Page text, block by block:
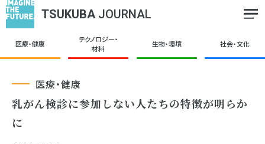
TSUKUBA JOURNAL
医療・健康
テクノロジー・
材料
生物・環境 社会・文化
医療・健康
乳がん検診に参加しない人たちの特徴が明らか
に